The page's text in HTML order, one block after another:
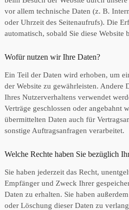
vor allem technische Daten (z. B.
oder Uhrzeit des Seitenaufrufs). Die
automatisch, sobald Sie diese Website
Wofür nutzen wir Ihre Daten?
Ein Teil der Daten wird erhoben, um
der Website zu gewährleisten. Andere
Ihres Nutzerverhaltens verwendet
Verträge geschlossen oder angebahnt
übermittelten Daten auch für
sonstige Auftragsanfragen verarbeitet.
Welche Rechte haben Sie bezüglich
Sie haben jederzeit das Recht,
Empfänger und Zweck Ihrer
Daten zu erhalten. Sie haben
oder Löschung dieser Daten zu